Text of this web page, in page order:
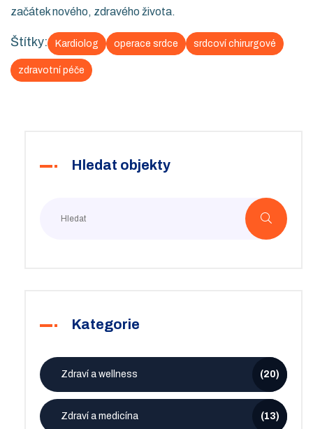
začátek nového, zdravého života.
Štítky: Kardiolog operace srdce srdcoví chirurgové
zdravotní péče
Hledat objekty
Kategorie
Zdraví a wellness (20)
Zdraví a medicína (13)